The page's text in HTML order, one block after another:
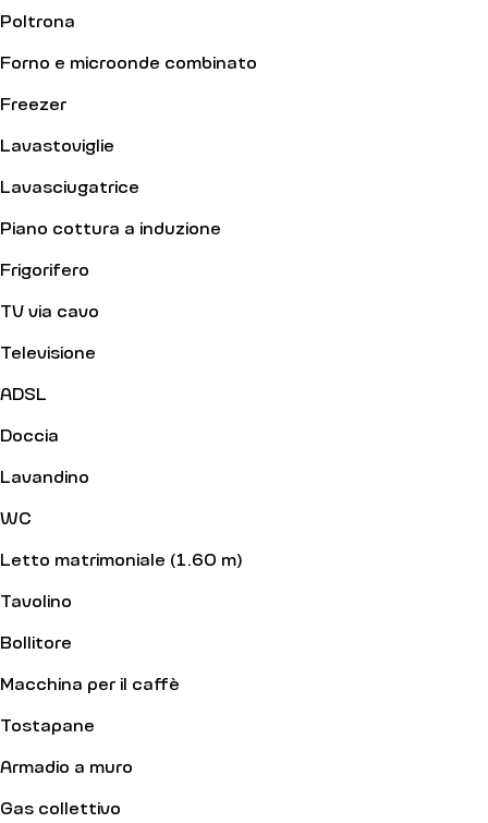
Poltrona
Forno e microonde combinato
Freezer
Lavastoviglie
Lavasciugatrice
Piano cottura a induzione
Frigorifero
TV via cavo
Televisione
ADSL
Doccia
Lavandino
WC
Letto matrimoniale (1.60 m)
Tavolino
Bollitore
Macchina per il caffè
Tostapane
Armadio a muro
Gas collettivo